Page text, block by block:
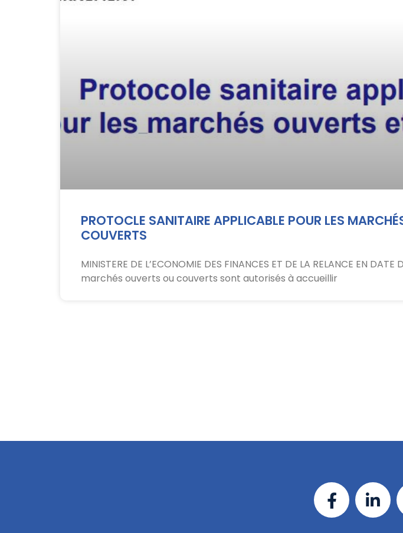
PROTOCLE SANITAIRE APPLICABLE POUR LES
COUVERTS
MINISTERE DE L’ECONOMIE DES FINANCES ET DE LA RELANCE EN DATE
marchés ouverts ou couverts sont autorisés à accueillir